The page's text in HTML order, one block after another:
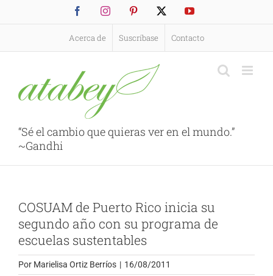
FacebookInstagramPinterest YouTube
Acerca de Suscríbase Contacto
“Sé el cambio que quieras ver en el mundo.”
~Gandhi
COSUAM de Puerto Rico inicia su
segundo año con su programa de
escuelas sustentables
Por Marielisa Ortiz Berríos | 16/08/2011